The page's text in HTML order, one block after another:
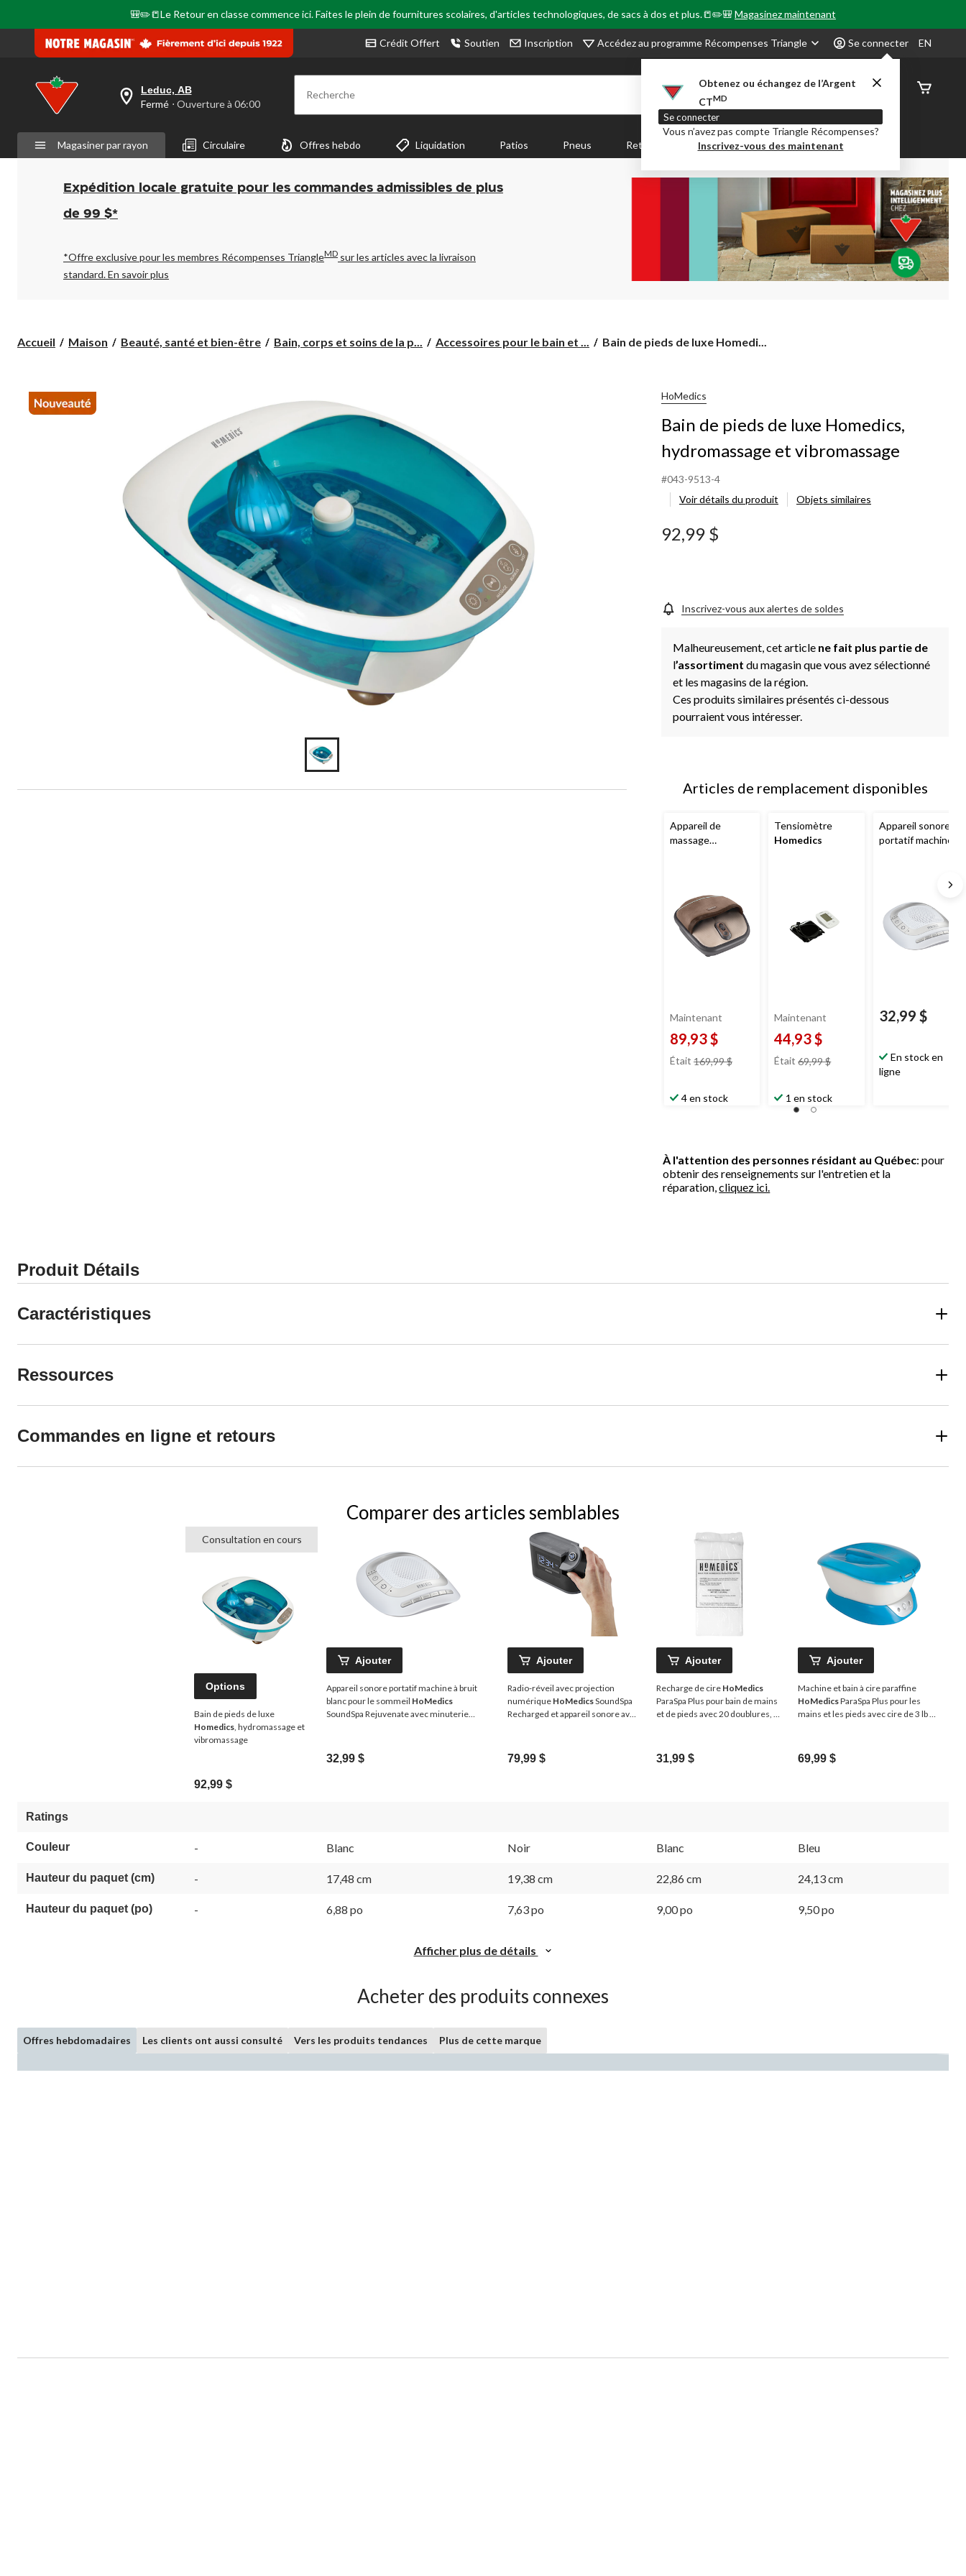
🎒✏️📒Le Retour en classe commence ici. Faites le plein de fournitures scolaires, d'articles technologiques, de sacs à dos et plus.📒✏️🎒Magasinez maintenant
Crédit Offert Soutien Inscription Accédez au programme Récompenses Triangle Se connecter
Obtenez ou échangez de l’Argent
CTMD
Se connecter
Vous n’avez pas compte Triangle Récompenses?
Inscrivez-vous des maintenant
EN
votre
est
Leduc,
AB,
Fermé,
Ouverture
à
pour
changer
Leduc, AB
Fermé ⋅ Ouverture à 06:00 Recherche
État de
Magasiner par rayon Circulaire Offres hebdo Liquidation Patios Pneus Retour en Classe Party City Centre-auto
Expédition locale gratuite pour les commandes admissibles de plus
de 99 $*
*Offre exclusive pour les membres Récompenses TriangleMD sur les articles avec la livraison
standard.En savoir plus
Accueil Maison Beauté, santé et bien-être Bain, corps et soins de la p... Accessoires pour le bain et ...
Bain
hydromassage
vibromassage
Bain de pieds de luxe Homedi...
HoMedics
Bain de pieds de luxe Homedics,
hydromassage et vibromassage
#043-9513-4
Voir détails du produit
Objets similaires
92,99 $
Inscrivez-vous aux alertes de soldes
Malheureusement, cet article ne fait plus partie de
l’assortiment du magasin que vous avez sélectionné
et les magasins de la région.
Ces produits similaires présentés ci-dessous
pourraient vous intéresser.
Articles de remplacement disponibles
Appareil de
massage
compression et
Shiatsu avec
chaleur
Maintenant
89,93 $
Était 169,99 $
4 en stock
Tensiomètre
Homedics
Maintenant
44,93 $
Était 69,99 $
1 en stock
Appareil sonore
portatif machine à
Rejuvenate avec
minuterie d'arrêt
automatique
32,99 $
En stock en
ligne
À l'attention des personnes résidant au Québec: pour
obtenir des renseignements sur l'entretien et la
réparation,cliquez ici.
Produit Détails
Caractéristiques
Ressources
Commandes en ligne et retours
Comparer des articles semblables
Consultation en cours
Options
Bain de pieds de luxe
Homedics, hydromassage et
vibromassage
92,99 $
Ajouter
Appareil sonore portatif machine à bruit
blanc pour le sommeil HoMedics
SoundSpa Rejuvenate avec minuterie
32,99 $
Ajouter
Radio-réveil avec projection
numérique HoMedicsSoundSpa
Recharged et appareil sonore avec
79,99 $
Ajouter
Recharge de cire HoMedics
ParaSpa Plus pour bain de mains
et de pieds avec 20 doublures, 1
31,99 $
Ajouter
Machine et bain à cire paraffine
HoMedicsParaSpa Plus pour les
mains et les pieds avec cire de 3 lb et
69,99 $
Ratings
Couleur - Blanc Noir Blanc Bleu
Hauteur du paquet (cm) - 17,48 cm 19,38 cm 22,86 cm 24,13 cm
Hauteur du paquet (po) - 6,88 po 7,63 po 9,00 po 9,50 po
Afficher plus de détails
Acheter des produits connexes
Offres hebdomadaires Les clients ont aussi consulté Vers les produits tendances Plus de cette marque